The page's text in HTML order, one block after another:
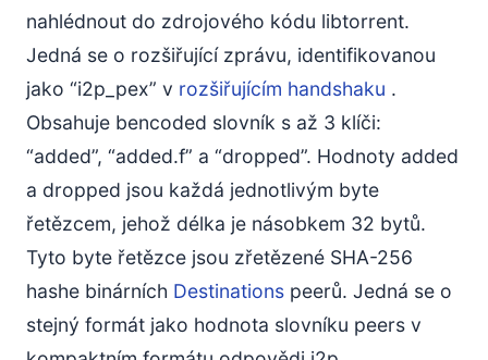
nahlédnout do zdrojového kódu libtorrent.
Jedná se o rozšiřující zprávu, identifikovanou
jako “i2p_pex” v rozšiřujícím handshaku .
Obsahuje bencoded slovník s až 3 klíči:
“added”, “added.f” a “dropped”. Hodnoty added
a dropped jsou každá jednotlivým byte
řetězcem, jehož délka je násobkem 32 bytů.
Tyto byte řetězce jsou zřetězené SHA-256
hashe binárních Destinations peerů. Jedná se o
stejný formát jako hodnota slovníku peers v